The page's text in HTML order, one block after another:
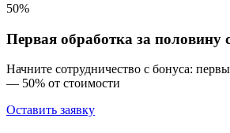
50%
Первая обработка за половину
Начните сотрудничество с бонуса:
— 50% от стоимости
Оставить заявку